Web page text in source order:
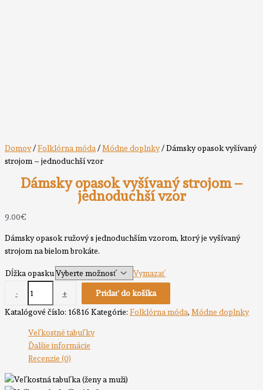
Domov/Folklórna móda /Módne doplnky/ Dámsky opasok vyšívaný
strojom – jednoduchší vzor
Dámsky opasok vyšívaný strojom –
jednoduchší vzor
9.00€
Dámsky opasok ružový s jednoduchším vzorom, ktorý je vyšívaný
strojom na bielom brokáte.
Dĺžka opasku Vymazať
-
Dámsky
opasok
strojom
jednoduchší
vzor
+
Pridať do košíka
Katalógové číslo: 16816 Kategórie: Folklórna móda, Módne doplnky
Veľkostné tabuľky
Ďalšie informácie
Recenzie (0)